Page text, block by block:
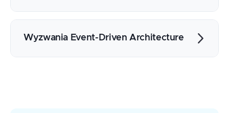
Wyzwania Event-Driven Architecture